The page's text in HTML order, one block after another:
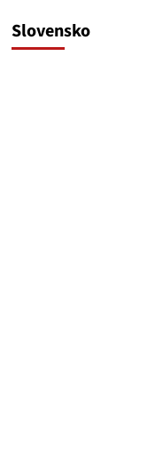
Slovensko